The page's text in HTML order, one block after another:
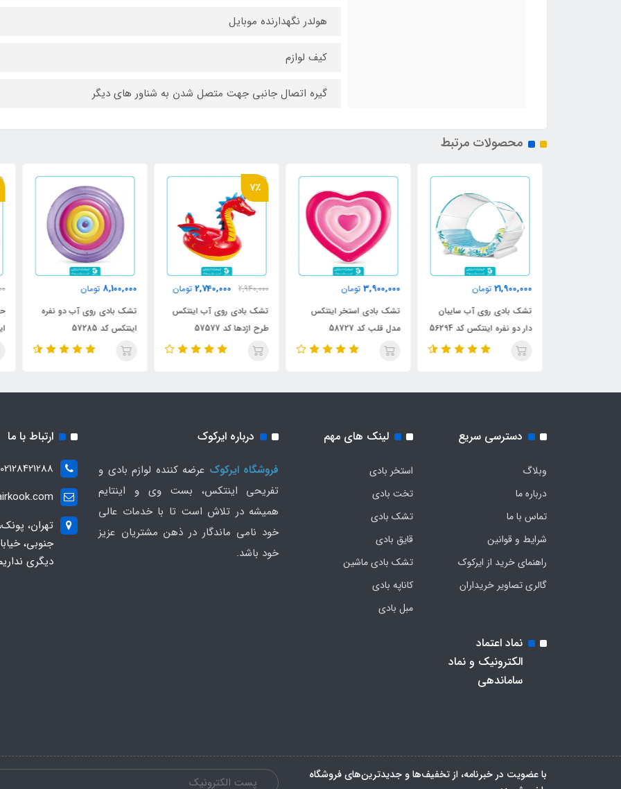
هولدر نگهدارنده موبایل
کیف لوازم
گیره اتصال جانبی جهت متصل شدن به شناور های دیگر
محصولات مرتبط
21,900,000 تومان
تشک بادی روی آب سایبان
دار دو نفره اینتکس کد 56294
3,900,000 تومان
تشک بادی استخر اینتکس
مدل قلب کد 58727
7٪
2,940,000
2,740,000 تومان
تشک بادی روی آب اینتکس
طرح اژدها کد 57577
8,100,000 تومان
تشک بادی روی آب دو نفره
اینتکس کد 57285
دسترسی سریع
وبلاگ
درباره ما
تماس با ما
شرایط و قوانین
راهنمای خرید از ایرکوک
گالری تصاویر خریداران
لینک های مهم
استخر بادی
تخت بادی
تشک بادی
قایق بادی
تشک بادی ماشین
کاناپه بادی
مبل بادی
درباره ایرکوک
فروشگاه ایرکوک عرضه کننده لوازم بادی و
تفریحی اینتکس، بست وی و اینتایم
همیشه در تلاش است تا با خدمات عالی
خود نامی ماندگار در ذهن مشتریان عزیز
خود باشد.
ارتباط با ما
02128421288
تهران،
دیگری
نماد اعتماد
الکترونیک و نماد
ساماندهی
با عضویت در خبرنامه، از تخفیف‌ها و جدیدترین‌های فروشگاه